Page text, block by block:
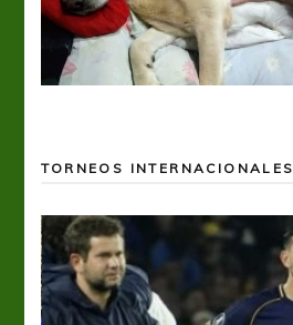
TORNEOS INTERNACIONALES